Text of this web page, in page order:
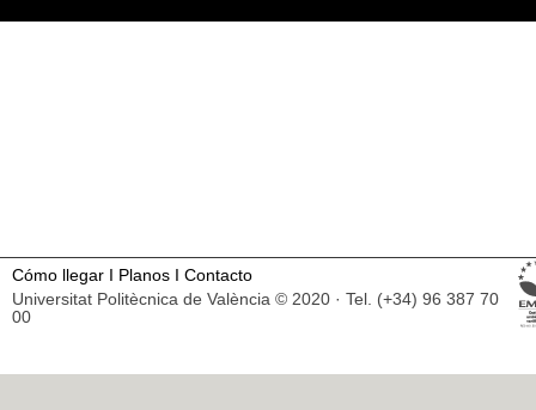
Cómo llegar I Planos I Contacto
Universitat Politècnica de València © 2020 · Tel. (+34) 96 387 70
00